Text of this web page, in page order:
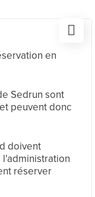
en
Sedrun sont
peuvent donc
doivent
réserver